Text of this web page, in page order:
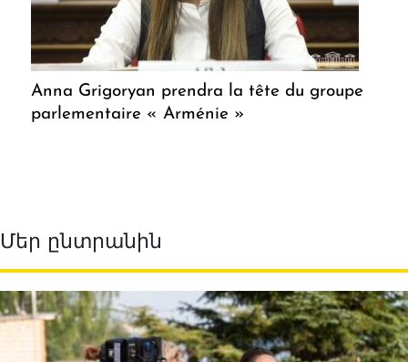
Anna Grigoryan prendra la tête du groupe
parlementaire « Arménie »
Մեր ընտրանին